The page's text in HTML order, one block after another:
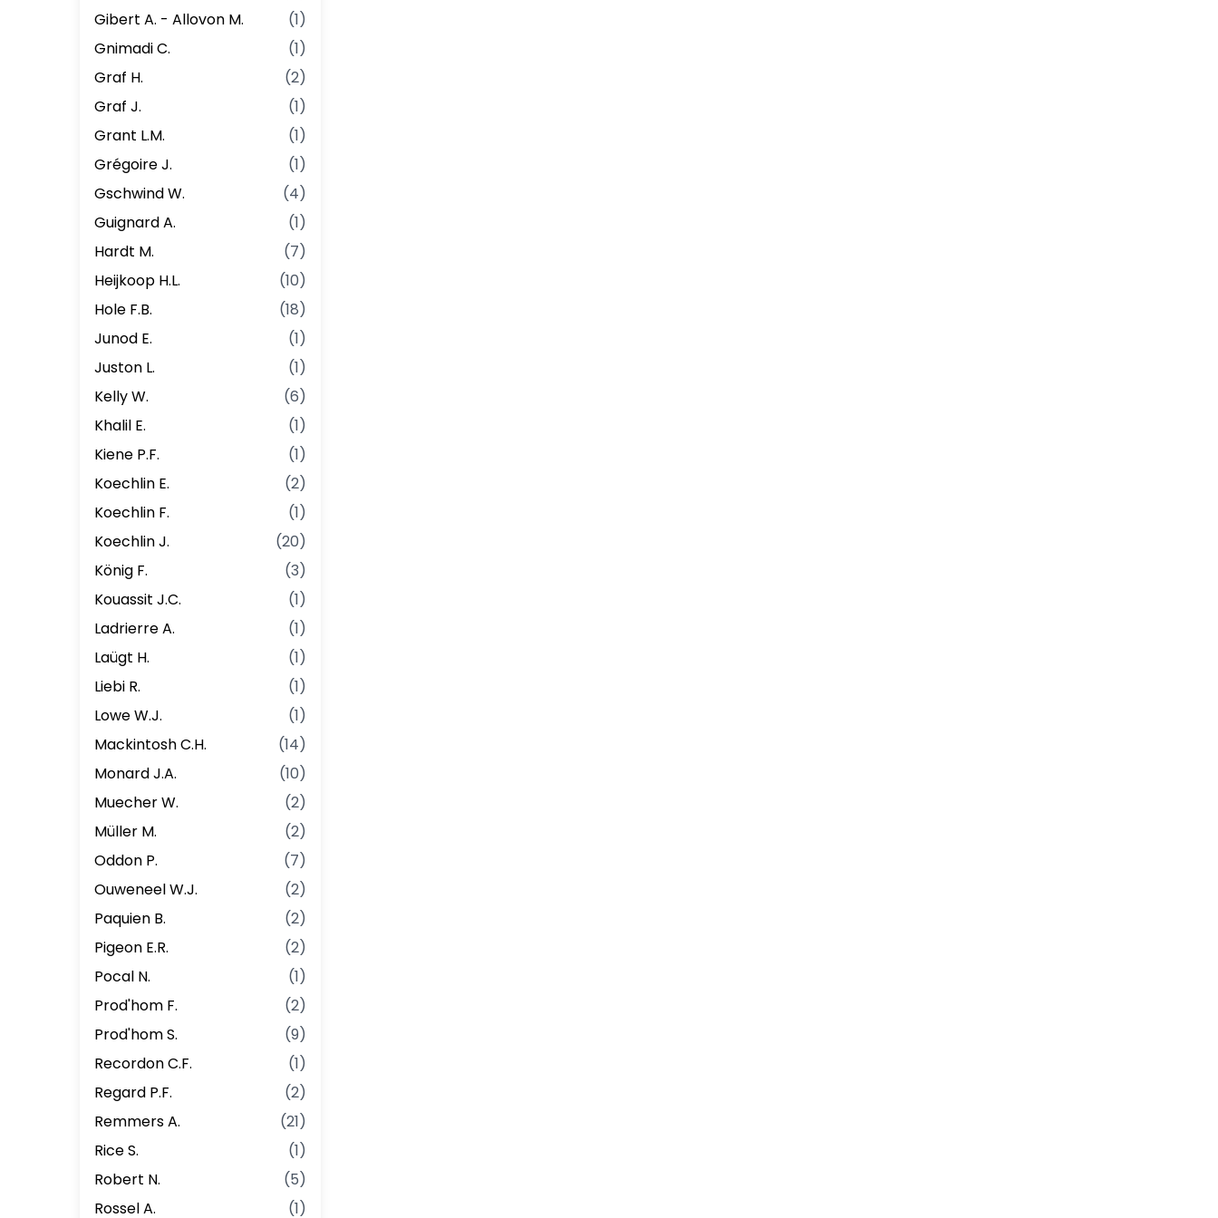
Gibert A. - Allovon M.
(1)
Gnimadi C.
(1)
Graf H.
(2)
Graf J.
(1)
Grant L.M.
(1)
Grégoire J.
(1)
Gschwind W.
(4)
Guignard A.
(1)
Hardt M.
(7)
Heijkoop H.L.
(10)
Hole F.B.
(18)
Junod E.
(1)
Juston L.
(1)
Kelly W.
(6)
Khalil E.
(1)
Kiene P.F.
(1)
Koechlin E.
(2)
Koechlin F.
(1)
Koechlin J.
(20)
König F.
(3)
Kouassit J.C.
(1)
Ladrierre A.
(1)
Laügt H.
(1)
Liebi R.
(1)
Lowe W.J.
(1)
Mackintosh C.H.
(14)
Monard J.A.
(10)
Muecher W.
(2)
Müller M.
(2)
Oddon P.
(7)
Ouweneel W.J.
(2)
Paquien B.
(2)
Pigeon E.R.
(2)
Pocal N.
(1)
Prod'hom F.
(2)
Prod'hom S.
(9)
Recordon C.F.
(1)
Regard P.F.
(2)
Remmers A.
(21)
Rice S.
(1)
Robert N.
(5)
Rossel A.
(1)